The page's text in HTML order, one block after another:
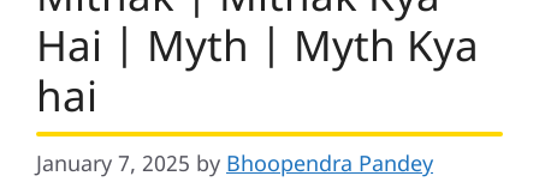
Hai | Myth | Myth Kya
hai
January 7, 2025 by Bhoopendra Pandey